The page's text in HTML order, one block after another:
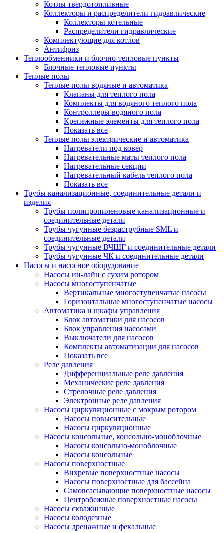
Котлы твердотопливные
Коллекторы и распределители гидравлические
Коллекторы котельные
Распределители гидравлические
Комплектующие для котлов
Антифриз
Теплообменники и блочно-тепловые пункты
Блочные тепловые пункты
Теплые полы
Теплые полы водяные и автоматика
Клапаны для теплого пола
Комплекты для водяного теплого пола
Контроллеры водяного пола
Крепежные элементы для теплого пола
Показать все
Теплые полы электрические и автоматика
Нагреватели под ковер
Нагревательные маты теплого пола
Нагревательные секции
Нагревательный кабель теплого пола
Показать все
Трубы канализационные, соединительные детали и
изделия
Трубы полипропиленовые канализационные и
соединительные детали
Трубы чугунные безраструбные SML и
соединительные детали
Трубы чугунные ВЧШГ и соединительные детали
Трубы чугунные ЧК и соединительные детали
Насосы и насосное оборудование
Насосы ин-лайн с сухим ротором
Насосы многоступенчатые
Вертикальные многоступенчатые насосы
Горизонтальные многоступенчатые насосы
Автоматика и шкафы управления
Блок автоматики для насосов
Блок управления насосами
Выключатели для насосов
Комплекты автоматизации для насосов
Показать все
Реле давления
Дифференциальные реле давления
Механические реле давления
Стрелочные реле давления
Электронные реле давления
Насосы циркуляционные с мокрым ротором
Насосы повысительные
Насосы циркуляционные
Насосы консольные, консольно-моноблочные
Насосы консольно-моноблочные
Насосы консольные
Насосы поверхностные
Вихревые поверхностные насосы
Насосы поверхностные для бассейна
Самовсасывающие поверхностные насосы
Центробежные поверхностные насосы
Насосы скважинные
Насосы колодезные
Насосы дренажные и фекальные